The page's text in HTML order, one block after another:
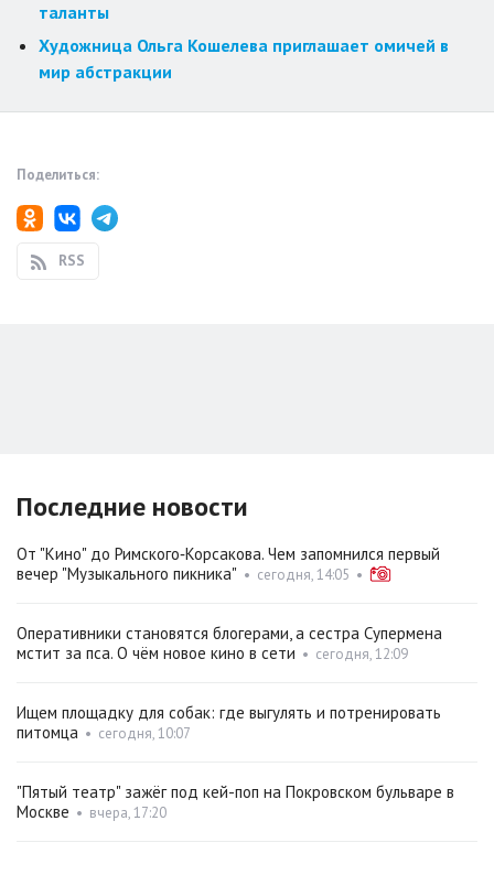
таланты
Художница Ольга Кошелева приглашает омичей в
мир абстракции
Поделиться:
RSS
Последние новости
От "Кино" до Римского‑Корсакова. Чем запомнился первый
вечер "Музыкального пикника" • сегодня, 14:05 •
Оперативники становятся блогерами, а сестра Супермена
мстит за пса. О чём новое кино в сети • сегодня, 12:09
Ищем площадку для собак: где выгулять и потренировать
питомца • сегодня, 10:07
"Пятый театр" зажёг под кей-поп на Покровском бульваре в
Москве • вчера, 17:20